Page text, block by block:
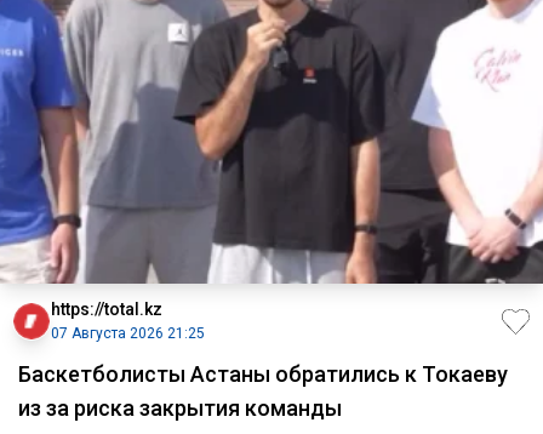
https://total.kz
07 Августа 2026 21:25
Баскетболисты Астаны обратились к Токаеву
из за риска закрытия команды